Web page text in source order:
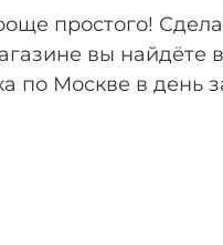
простого!
вы найдёте
по Москве в день